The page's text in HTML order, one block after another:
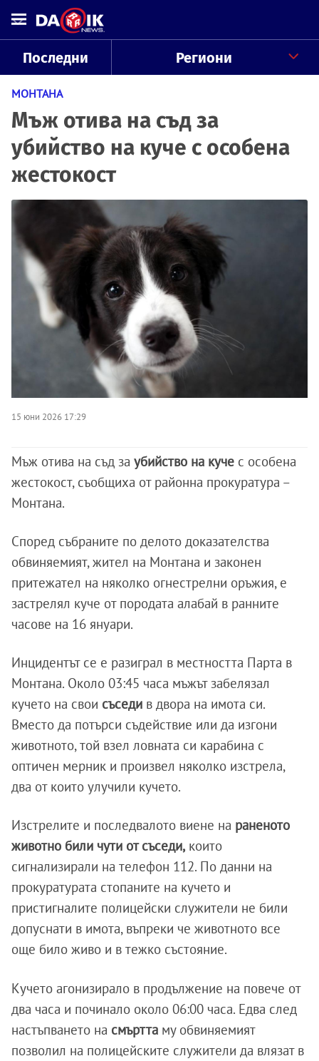
Последни Региони
МОНТАНА
Мъж отива на съд за
убийство на куче с особена
жестокост
15 юни 2026 17:29
Мъж отива на съд за убийство на куче с особена
жестокост, съобщиха от районна прокуратура –
Монтана.
Според събраните по делото доказателства
обвиняемият, жител на Монтана и законен
притежател на няколко огнестрелни оръжия, е
застрелял куче от породата алабай в ранните
часове на 16 януари.
Инцидентът се е разиграл в местността Парта в
Монтана. Около 03:45 часа мъжът забелязал
кучето на свои съседи в двора на имота си.
Вместо да потърси съдействие или да изгони
животното, той взел ловната си карабина с
оптичен мерник и произвел няколко изстрела,
два от които улучили кучето.
Изстрелите и последвалото виене на раненото
животно били чути от съседи, които
сигнализирали на телефон 112. По данни на
прокуратурата стопаните на кучето и
пристигналите полицейски служители не били
допуснати в имота, въпреки че животното все
още било живо и в тежко състояние.
Кучето агонизирало в продължение на повече от
два часа и починало около 06:00 часа. Едва след
настъпването на смъртта му обвиняемият
позволил на полицейските служители да влязат в